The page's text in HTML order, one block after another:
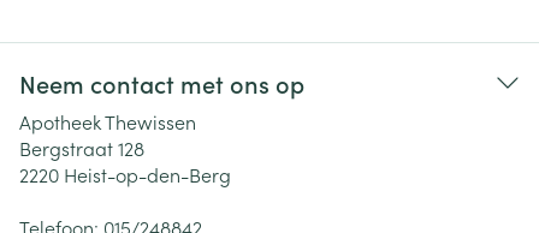
Neem contact met ons op
Apotheek Thewissen
Bergstraat 128
2220 Heist-op-den-Berg
Telefoon: 015/248842